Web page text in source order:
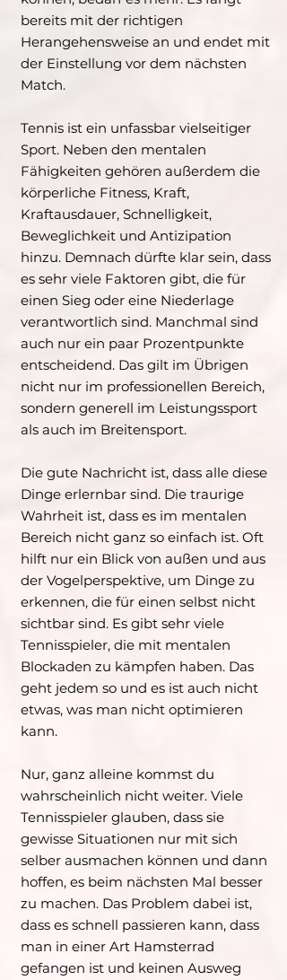
bereits mit der richtigen
Herangehensweise an und endet mit
der Einstellung vor dem nächsten
Match.
Tennis ist ein unfassbar vielseitiger
Sport. Neben den mentalen
Fähigkeiten gehören außerdem die
körperliche Fitness, Kraft,
Kraftausdauer, Schnelligkeit,
Beweglichkeit und Antizipation
hinzu. Demnach dürfte klar sein, dass
es sehr viele Faktoren gibt, die für
einen Sieg oder eine Niederlage
verantwortlich sind. Manchmal sind
auch nur ein paar Prozentpunkte
entscheidend. Das gilt im Übrigen
nicht nur im professionellen Bereich,
sondern generell im Leistungssport
als auch im Breitensport.
Die gute Nachricht ist, dass alle diese
Dinge erlernbar sind. Die traurige
Wahrheit ist, dass es im mentalen
Bereich nicht ganz so einfach ist. Oft
hilft nur ein Blick von außen und aus
der Vogelperspektive, um Dinge zu
erkennen, die für einen selbst nicht
sichtbar sind. Es gibt sehr viele
Tennisspieler, die mit mentalen
Blockaden zu kämpfen haben. Das
geht jedem so und es ist auch nicht
etwas, was man nicht optimieren
kann.
Nur, ganz alleine kommst du
wahrscheinlich nicht weiter. Viele
Tennisspieler glauben, dass sie
gewisse Situationen nur mit sich
selber ausmachen können und dann
hoffen, es beim nächsten Mal besser
zu machen. Das Problem dabei ist,
dass es schnell passieren kann, dass
man in einer Art Hamsterrad
gefangen ist und keinen Ausweg